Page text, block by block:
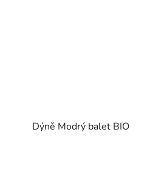
Dýně Modrý balet BIO